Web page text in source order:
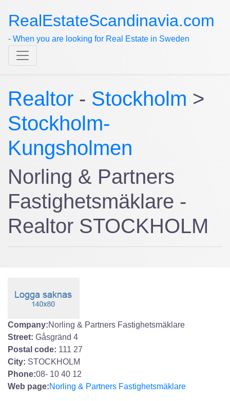
RealEstateScandinavia.com
- When you are looking for Real Estate in Sweden
Realtor - Stockholm >
Stockholm-
Kungsholmen
Norling & Partners
Fastighetsmäklare -
Realtor STOCKHOLM
Company:Norling & Partners Fastighetsmäklare
Street: Gåsgränd 4
Postal code: 111 27
City: STOCKHOLM
Phone:08- 10 40 12
Web page:Norling & Partners Fastighetsmäklare